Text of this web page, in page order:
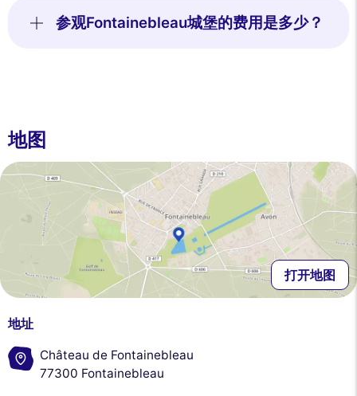
参观Fontainebleau城堡的费用是多少？
地图
打开地图
地址
Château de Fontainebleau
77300 Fontainebleau